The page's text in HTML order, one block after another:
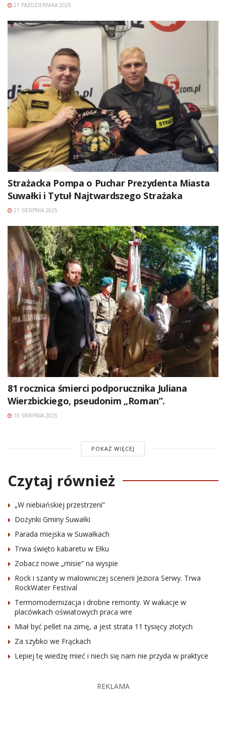
21 PAŹDZIERNIKA 2025
Strażacka Pompa o Puchar Prezydenta Miasta
Suwałki i Tytuł Najtwardszego Strażaka
21 SIERPNIA 2025
81 rocznica śmierci podporucznika Juliana
Wierzbickiego, pseudonim „Roman”.
10 SIERPNIA 2025
POKAŻ WIĘCEJ
Czytaj również
„W niebiańskiej przestrzeni”
Dożynki Gminy Suwałki
Parada miejska w Suwałkach
Trwa święto kabaretu w Ełku
Zobacz nowe „misie” na wyspie
Rock i szanty w malowniczej scenerii Jeziora Serwy. Trwa
RockWater Festival
Termomodernizacja i drobne remonty. W wakacje w
placówkach oświatowych praca wre
Miał być pellet na zimę, a jest strata 11 tysięcy złotych
Za szybko we Frąckach
Lepiej tę wiedzę mieć i niech się nam nie przyda w praktyce
REKLAMA